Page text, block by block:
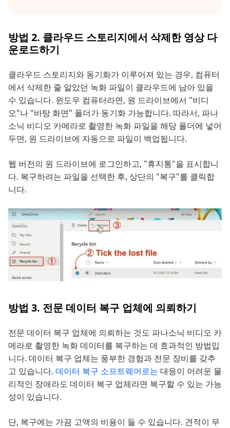
방법 2. 클라우드 스토리지에서 삭제한 영상 다
운로드하기
클라우드 스토리지와 동기화가 이루어져 있는 경우, 컴퓨터
에서 삭제한 줄 알았던 녹화 파일이 클라우드에 남아 있을
수 있습니다. 윈도우 컴퓨터라면, 원 드라이브에서 "비디
오"나 "바탕 화면" 폴더가 동기화 가능합니다. 따라서, 파나
소닉 비디오 카메라로 촬영한 녹화 파일을 해당 폴더에 넣어
두면, 원 드라이브에 자동으로 파일이 백업됩니다.
웹 버전의 원 드라이브에 로그인하고, "휴지통"을 표시합니
다. 복구하려는 파일을 선택한 후, 상단의 "복구"를 클릭합
니다.
방법 3. 전문 데이터 복구 업체에 의뢰하기
전문 데이터 복구 업체에 의뢰하는 것도 파나소닉 비디오 카
메라로 촬영한 녹화 데이터를 복구하는 데 효과적인 방법입
니다. 데이터 복구 업체는 풍부한 경험과 전문 장비를 갖추
고 있습니다. 데이터 복구 소프트웨어로는 대응이 어려운 물
리적인 장애라도 데이터 복구 업체라면 복구할 수 있는 가능
성이 있습니다.
단, 복구에는 가끔 고액의 비용이 들 수 있습니다. 견적이 무